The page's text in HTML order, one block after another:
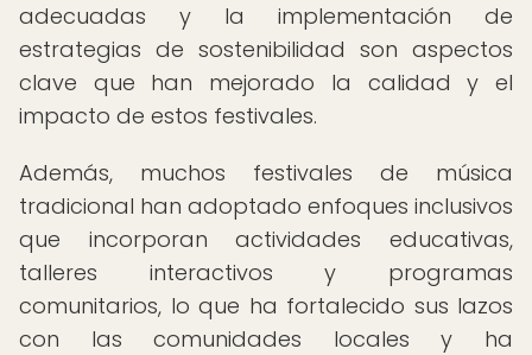
adecuadas y la implementación de
estrategias de sostenibilidad son aspectos
clave que han mejorado la calidad y el
impacto de estos festivales.
Además, muchos festivales de música
tradicional han adoptado enfoques inclusivos
que incorporan actividades educativas,
talleres interactivos y programas
comunitarios, lo que ha fortalecido sus lazos
con las comunidades locales y ha